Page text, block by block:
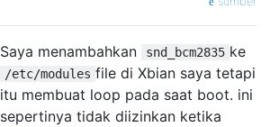
Saya menambahkan snd_bcm2835 ke
/etc/modules file di Xbian saya tetapi
itu membuat loop pada saat boot. ini
sepertinya tidak diizinkan ketika